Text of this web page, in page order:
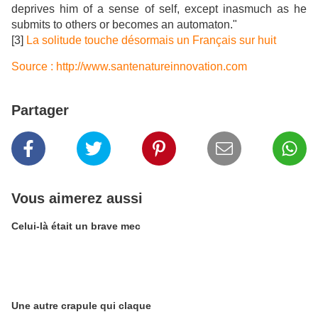
deprives him of a sense of self, except inasmuch as he
submits to others or becomes an automaton."
[3] La solitude touche désormais un Français sur huit
Source : http://www.santenatureinnovation.com
Partager
Vous aimerez aussi
Celui-là était un brave mec
Une autre crapule qui claque